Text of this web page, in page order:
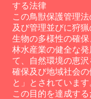
する法律
この鳥獣保護管理
及び管理並びに狩
生物の多様性の確
林水産業の健全な
て、自然環境の恵
確保及び地域社会
と」とされています
この目的を達成す